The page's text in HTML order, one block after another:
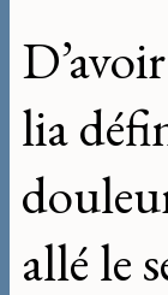
lia
allé le